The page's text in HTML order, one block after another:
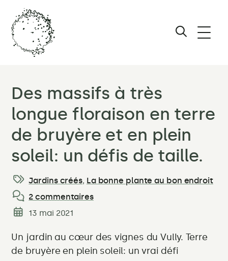
Studio
–
Les
plantes
pour
un
jardin
facile
toujours
beau
le
Afficher
recherche
Des massifs à très
longue floraison en terre
de bruyère et en plein
soleil: un défis de taille.
Catégories:
Jardins créés, La bonne plante au bon endroit
2 commentaires
Date
publication:
13 mai 2021
Un jardin au cœur des vignes du Vully. Terre
de bruyère en plein soleil: un vrai défi